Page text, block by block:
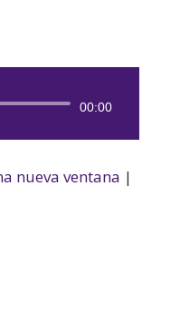
00:00
nueva ventana |